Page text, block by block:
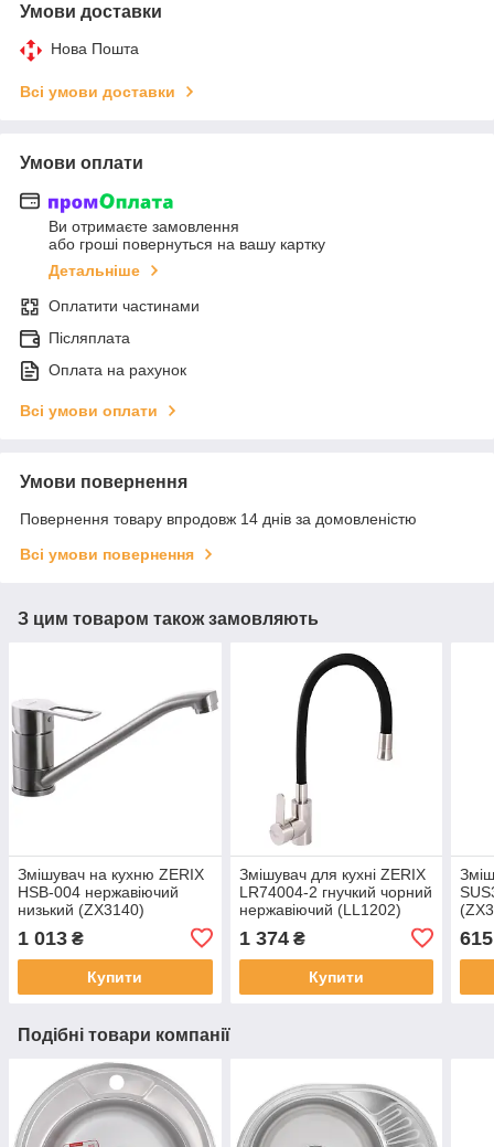
Умови доставки
Нова Пошта
Всі умови доставки
Умови оплати
Ви отримаєте замовлення
або гроші повернуться на вашу картку
Детальніше
Оплатити частинами
Післяплата
Оплата на рахунок
Всі умови оплати
Умови повернення
Повернення товару впродовж 14 днів за домовленістю
Всі умови повернення
З цим товаром також замовляють
Змішувач на кухню ZERIX
HSB-004 нержавіючий
низький (ZX3140)
1 013 ₴
Купити
Змішувач для кухні ZERIX
LR74004-2 гнучкий чорний
нержавіючий (LL1202)
1 374₴
Купити
615
Подібні товари компанії